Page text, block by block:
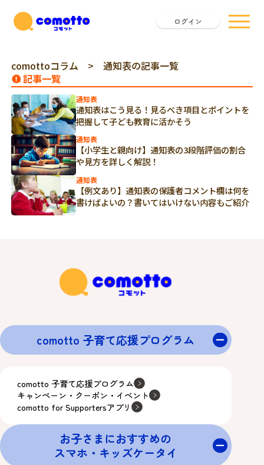
ログイン
comottoコラム > 通知表の記事一覧
記事一覧
通知表
通知表はこう見る！見るべき項目とポイントを
把握して子ども教育に活かそう
通知表
【小学生と親向け】通知表の3段階評価の割合
や見方を詳しく解説！
通知表
【例文あり】通知表の保護者コメント欄は何を
書けばよいの？書いてはいけない内容もご紹介
comotto 子育て応援プログラム
comotto 子育て応援プログラム
キャンペーン・クーポン・イベント
comotto for Supportersアプリ
お子さまにおすすめの
スマホ・キッズケータイ